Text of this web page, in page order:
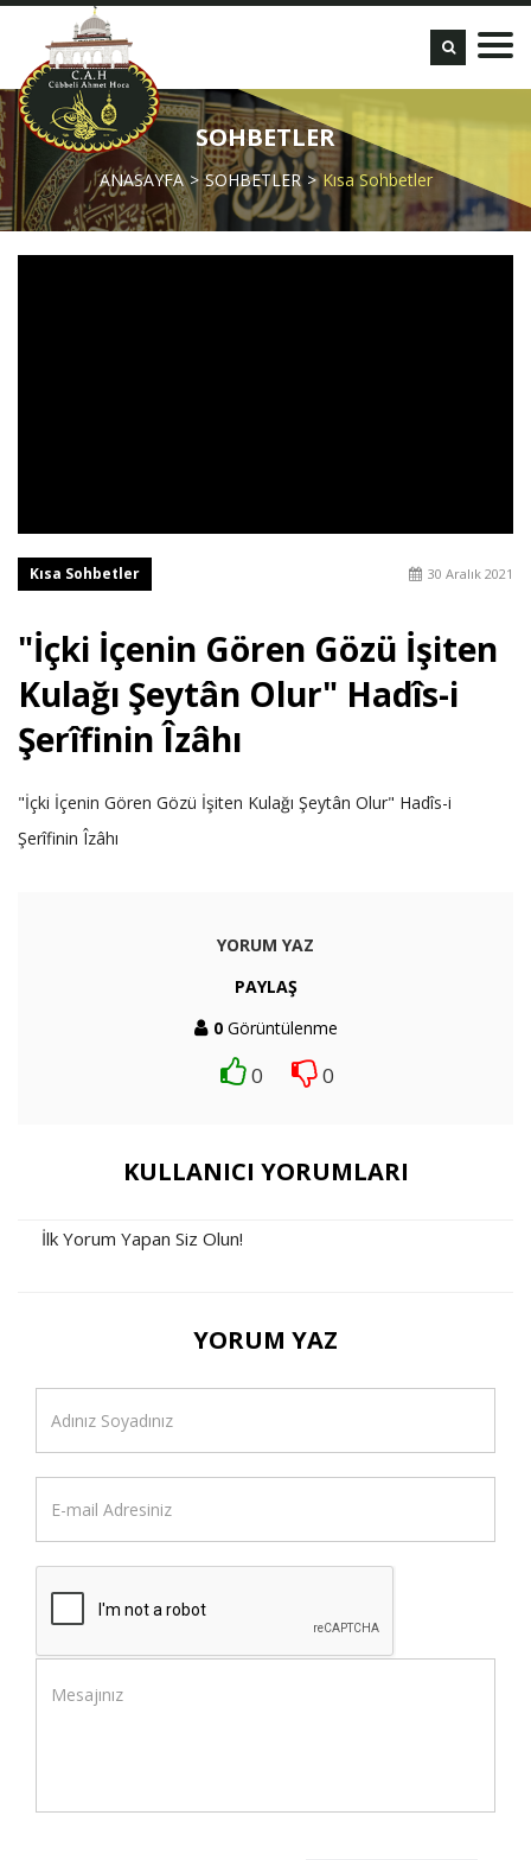
SOHBETLER
ANASAYFA SOHBETLER Kısa Sohbetler
Kısa Sohbetler 30 Aralık 2021
"İçki İçenin Gören Gözü İşiten
Kulağı Şeytân Olur" Hadîs-i
Şerîfinin Îzâhı
"İçki İçenin Gören Gözü İşiten Kulağı Şeytân Olur" Hadîs-i
Şerîfinin Îzâhı
YORUM YAZ
PAYLAŞ
0Görüntülenme
0 0
KULLANICI YORUMLARI
İlk Yorum Yapan Siz Olun!
YORUM YAZ